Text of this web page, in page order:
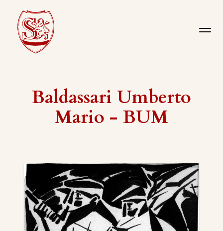
Baldassari Umberto
Mario - BUM